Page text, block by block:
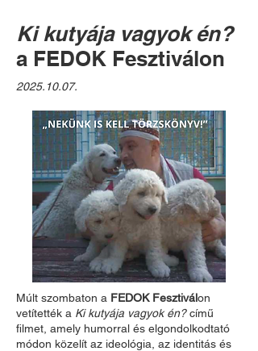
Ki kutyája vagyok én?
a FEDOK Fesztiválon
2025.10.07.
Múlt szombaton a FEDOK Fesztiválon
vetítették a Ki kutyája vagyok én?című
filmet, amely humorral és elgondolkodtató
módon közelít az ideológia, az identitás és